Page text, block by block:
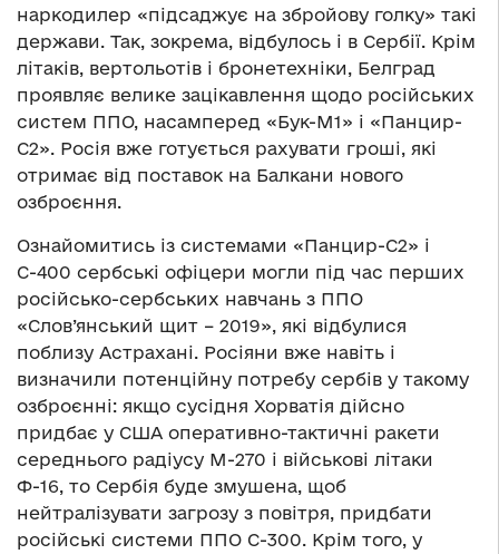
наркодилер «підсаджує на збройову голку» такі
держави. Так, зокрема, відбулось і в Сербії. Крім
літаків, вертольотів і бронетехніки, Белград
проявляє велике зацікавлення щодо російських
систем ППО, насамперед «Бук-М1» і «Панцир-
С2». Росія вже готується рахувати гроші, які
отримає від поставок на Балкани нового
озброєння.
Ознайомитись із системами «Панцир-С2» і
С-400 сербські офіцери могли під час перших
російсько-сербських навчань з ППО
«Слов’янський щит – 2019», які відбулися
поблизу Астрахані. Росіяни вже навіть і
визначили потенційну потребу сербів у такому
озброєнні: якщо сусідня Хорватія дійсно
придбає у США оперативно-тактичні ракети
середнього радіусу M-270 і військові літаки
Ф-16, то Сербія буде змушена, щоб
нейтралізувати загрозу з повітря, придбати
російські системи ППО С-300. Крім того, у